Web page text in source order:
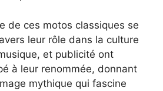
de ces motos classiques se
leur rôle dans la culture
et publicité ont
à leur renommée, donnant
mythique qui fascine